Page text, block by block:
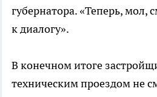
губернатора. «Теперь, мол,
к диалогу».
В конечном итоге
техническим проездом не